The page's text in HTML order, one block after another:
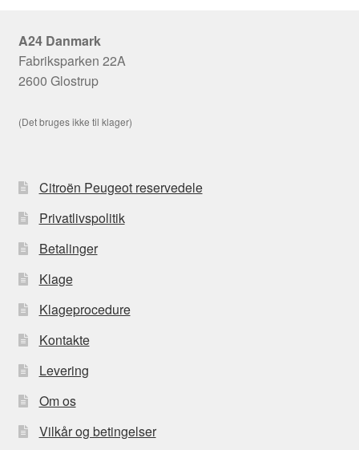
A24 Danmark
Fabriksparken 22A
2600 Glostrup
(Det bruges ikke til klager)
Citroën Peugeot reservedele
Privatlivspolitik
Betalinger
Klage
Klageprocedure
Kontakte
Levering
Om os
Vilkår og betingelser